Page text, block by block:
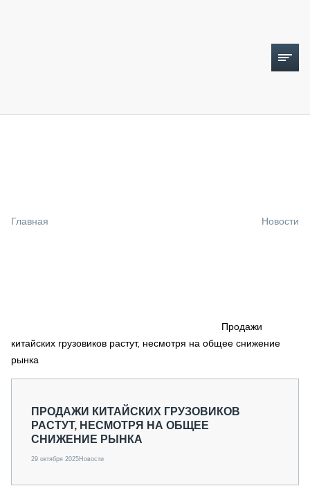
СПЕЦПРОЕКТЫ
МЕРОПРИЯТИЯ
СТАТЬИ ПО КАТЕГОРИЯМ ТЕХНИКИ
Главная Новости
Продажи
китайских грузовиков растут, несмотря на общее снижение
рынка
ПРОДАЖИ КИТАЙСКИХ ГРУЗОВИКОВ
РАСТУТ, НЕСМОТРЯ НА ОБЩЕЕ
СНИЖЕНИЕ РЫНКА
29 октября 2025Новости